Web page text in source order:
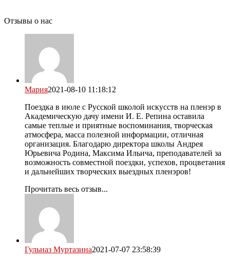
Отзывы о нас
Мария2021-08-10 11:18:12
Поездка в июле с Русской школой искусств на пленэр в
Академическую дачу имени И. Е. Репина оставила
самые теплые и приятные воспоминания, творческая
атмосфера, масса полезной информации, отличная
организация. Благодарю директора школы Андрея
Юрьевича Родина, Максима Ильича, преподавателей за
возможность совместной поездки, успехов, процветания
и дальнейших творческих выездных пленэров!
Прочитать весь отзыв...
Гульназ Муртазина2021-07-07 23:58:39